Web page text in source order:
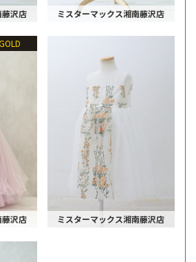
沢店 ミスターマックス湘南藤沢店
沢店 ミスターマックス湘南藤沢店